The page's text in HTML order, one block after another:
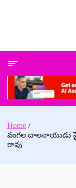
Home
వంగల దాలనాయుడు
రావు